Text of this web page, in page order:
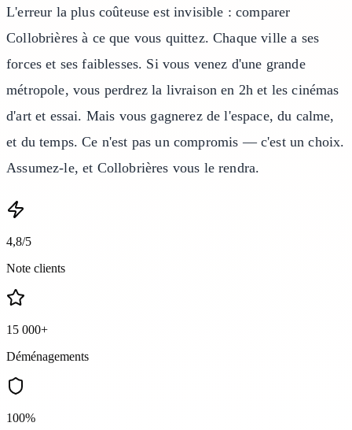
L'erreur la plus coûteuse est invisible : comparer
Collobrières à ce que vous quittez. Chaque ville a ses
forces et ses faiblesses. Si vous venez d'une grande
métropole, vous perdrez la livraison en 2h et les cinémas
d'art et essai. Mais vous gagnerez de l'espace, du calme,
et du temps. Ce n'est pas un compromis — c'est un choix.
Assumez-le, et Collobrières vous le rendra.
4,8/5
Note clients
15 000+
Déménagements
100%